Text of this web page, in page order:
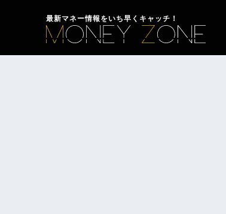
最新マネー情報をいち早くキャッチ！